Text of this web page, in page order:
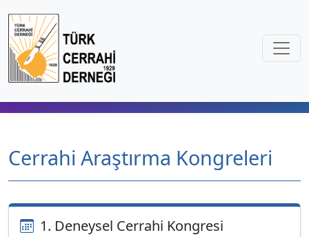
Cerrahi Araştırma Kongreleri
1. Deneysel Cerrahi Kongresi